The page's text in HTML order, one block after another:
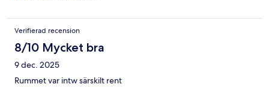
Verifierad recension
8/10 Mycket bra
9 dec. 2025
Rummet var intw särskilt rent